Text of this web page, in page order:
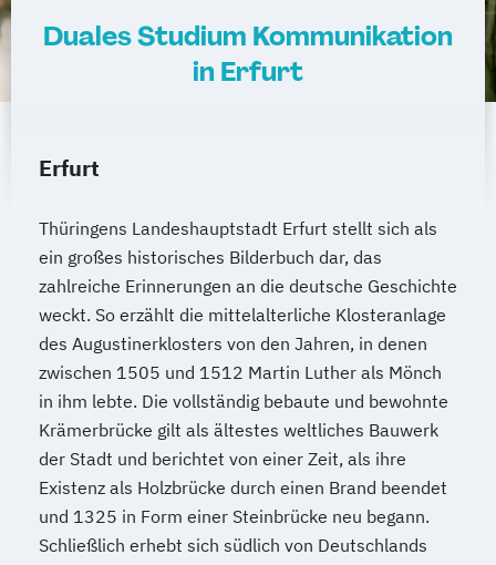
Duales Studium Kommunikation
in Erfurt
Erfurt
Thüringens Landeshauptstadt Erfurt stellt sich als
ein großes historisches Bilderbuch dar, das
zahlreiche Erinnerungen an die deutsche Geschichte
weckt. So erzählt die mittelalterliche Klosteranlage
des Augustinerklosters von den Jahren, in denen
zwischen 1505 und 1512 Martin Luther als Mönch
in ihm lebte. Die vollständig bebaute und bewohnte
Krämerbrücke gilt als ältestes weltliches Bauwerk
der Stadt und berichtet von einer Zeit, als ihre
Existenz als Holzbrücke durch einen Brand beendet
und 1325 in Form einer Steinbrücke neu begann.
Schließlich erhebt sich südlich von Deutschlands